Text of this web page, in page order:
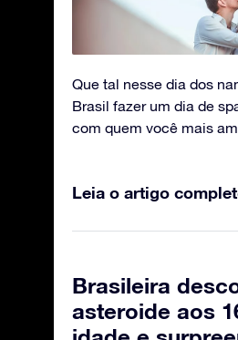
Que tal nesse dia dos
Brasil fazer um dia de
com quem você mais
Leia o artigo
Brasileira
asteroide aos